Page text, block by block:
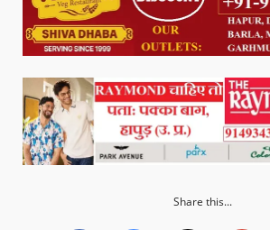
Share this...